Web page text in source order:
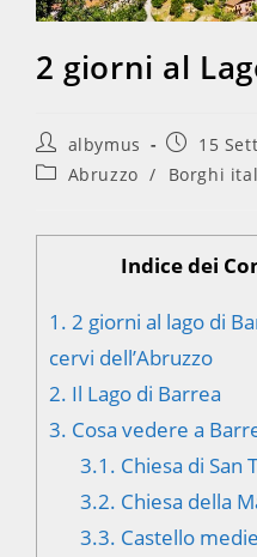
2 giorni al
Autore
dell'articolo:
albymus
Articolo
15
Categoria
Abruzzo / Borghi
Indice dei
1. 2 giorni al lago di
cervi dell’Abruzzo
2. Il Lago di Barrea
3. Cosa vedere a
3.1. Chiesa di San
3.2. Chiesa della
3.3. Castello